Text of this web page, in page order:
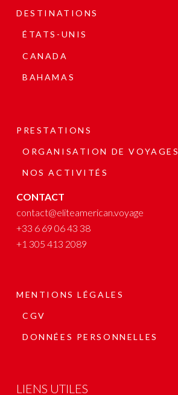
DESTINATIONS
ÉTATS-UNIS
CANADA
BAHAMAS
PRESTATIONS
ORGANISATION DE VOYAGES
NOS ACTIVITÉS
CONTACT
contact@eliteamerican.voyage
+33 6 69 06 43 38
+1 305 413 2089
MENTIONS LÉGALES
CGV
DONNÉES PERSONNELLES
LIENS UTILES